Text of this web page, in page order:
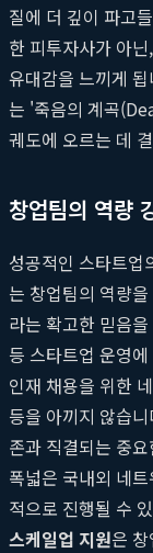
질에 더 깊이 파고
한 피투자사가 아
유대감을 느끼게
는 '죽음의 계곡
궤도에 오르는 데
창업팀의 역량
성공적인 스타트
는 창업팀의 역량
라는 확고한 믿음
등 스타트업 운영
인재 채용을 위한
등을 아끼지 않습
존과 직결되는 중
폭넓은 국내외 네
적으로 진행될 수
스케일업 지원은